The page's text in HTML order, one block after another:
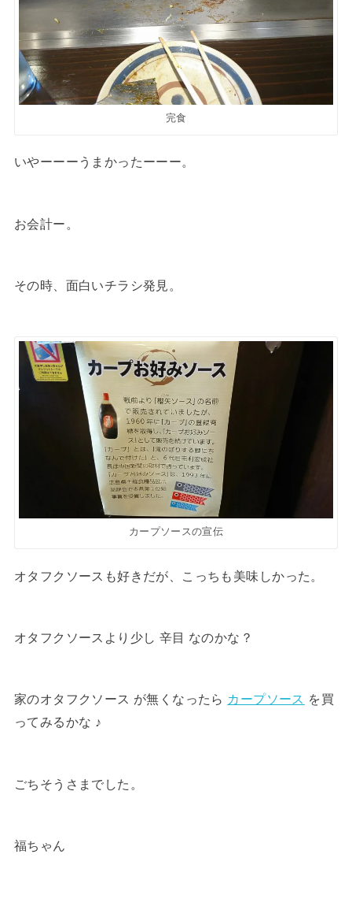
完食
いやーーーうまかったーーー。
お会計ー。
その時、面白いチラシ発見。
カープソースの宣伝
オタフクソースも好きだが、こっちも美味しかった。
オタフクソースより少し 辛目 なのかな？
家のオタフクソース が無くなったら カープソース を買
ってみるかな ♪
ごちそうさまでした。
福ちゃん